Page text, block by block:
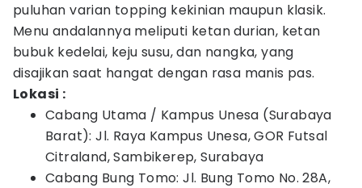
puluhan varian topping kekinian maupun klasik.
Menu andalannya meliputi ketan durian, ketan
bubuk kedelai, keju susu, dan nangka, yang
disajikan saat hangat dengan rasa manis pas.
Lokasi :
Cabang Utama / Kampus Unesa (Surabaya
Barat): Jl. Raya Kampus Unesa, GOR Futsal
Citraland, Sambikerep, Surabaya
Cabang Bung Tomo: Jl. Bung Tomo No. 28A,